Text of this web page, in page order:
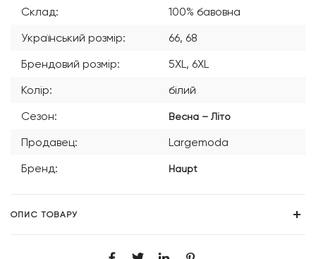
Склад:
100% бавовна
Український розмір:
66, 68
Брендовий розмір:
5XL, 6XL
Колір:
білий
Сезон:
Весна – Літо
Продавец:
Largemoda
Бренд:
Haupt
ОПИС ТОВАРУ